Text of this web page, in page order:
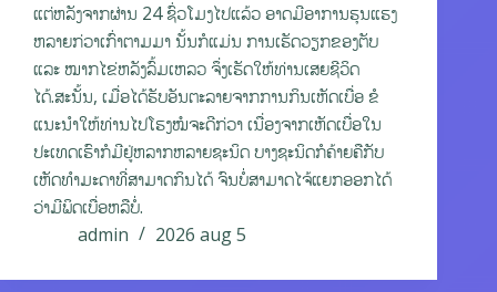
ແຕ່ຫລັງຈາກຜ່ານ 24 ຊົ່ວໂມງໄປແລ້ວ ອາດມີອາການຮຸນແຮງ
ຫລາຍກ່ວາເກົ່າຕາມມາ ນັ້ນກໍແມ່ນ ການເຮັດວຽກຂອງຕັບ
ແລະ ໝາກໄຂ່ຫລັງລົ້ມເຫລວ ຈຶ່ງເຮັດໃຫ້ທ່ານເສຍຊີວິດ
ໄດ້.ສະນັ້ນ, ເມື່ອໄດ້ຮັບອັນຕະລາຍຈາກການກິນເຫັດເບື່ອ ຂໍ
ແນະນຳໃຫ້ທ່ານໄປໂຮງໝໍຈະດີກ່ວາ ເນື່ອງຈາກເຫັດເບື່ອໃນ
ປະເທດເຮົາກໍມີຢູ່ຫລາກຫລາຍຊະນິດ ບາງຊະນິດກໍຄ້າຍຄືກັບ
ເຫັດທຳມະດາທີ່ສາມາດກິນໄດ້ ຈົນບໍ່ສາມາດໄຈ້ແຍກອອກໄດ້
ວ່າມີພິດເບື່ອຫລືບໍ່.
admin
2026 aug 5